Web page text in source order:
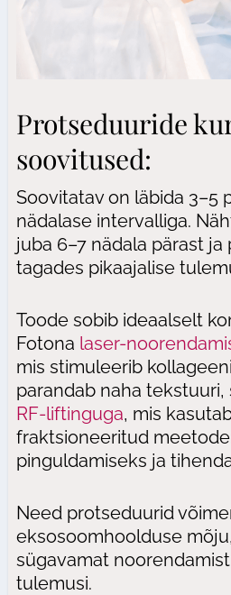
Protseduuride
soovitused:
Soovitatav on läbida 3–5
nädalase intervalliga.
juba 6–7 nädala pärast ja
tagades pikaajalise
Toode sobib ideaalselt
Fotona laser-
mis stimuleerib
parandab naha tekstuuri,
RF-liftinguga, mis
fraktsioneeritud
pinguldamiseks ja
Need protseduurid
eksosoomhoolduse
sügavamat
tulemusi.